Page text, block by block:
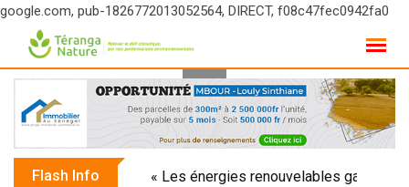
google.com, pub-1826772013052564, DIRECT, f08c47fec0942fa0
content
Flash Info « Les énergies renouvelables